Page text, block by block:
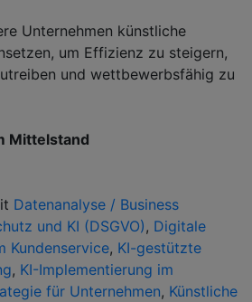
Unternehmen künstliche
um Effizienz zu steigern,
und wettbewerbsfähig zu
Mittelstand
Datenanalyse / Business
und KI (DSGVO) , Digitale
Kundenservice, KI-gestützte
, KI-Implementierung im
für Unternehmen, Künstliche